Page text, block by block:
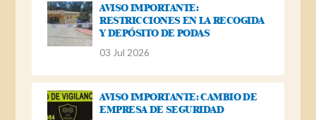
AVISO IMPORTANTE:
RESTRICCIONES EN LA RECOGIDA
Y DEPÓSITO DE PODAS
03 Jul 2026
AVISO IMPORTANTE: CAMBIO DE
EMPRESA DE SEGURIDAD